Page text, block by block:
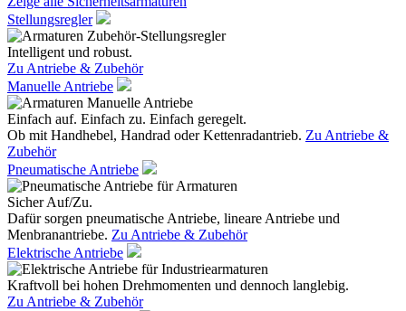
Stellungsregler
Intelligent und robust.
Zu Antriebe & Zubehör
Manuelle Antriebe
Einfach auf. Einfach zu. Einfach geregelt.
Ob mit Handhebel, Handrad oder Kettenradantrieb. Zu Antriebe &
Zubehör
Pneumatische Antriebe
Sicher Auf/Zu.
Dafür sorgen pneumatische Antriebe, lineare Antriebe und
Menbranantriebe. Zu Antriebe & Zubehör
Elektrische Antriebe
Kraftvoll bei hohen Drehmomenten und dennoch langlebig.
Zu Antriebe & Zubehör